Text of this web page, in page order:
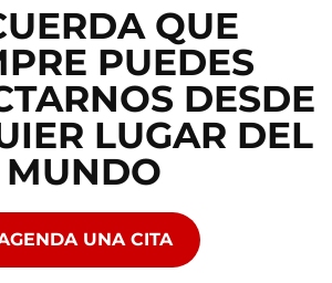
QUE
PUEDES
DESDE
LUGAR DEL
MUNDO
UNA CITA